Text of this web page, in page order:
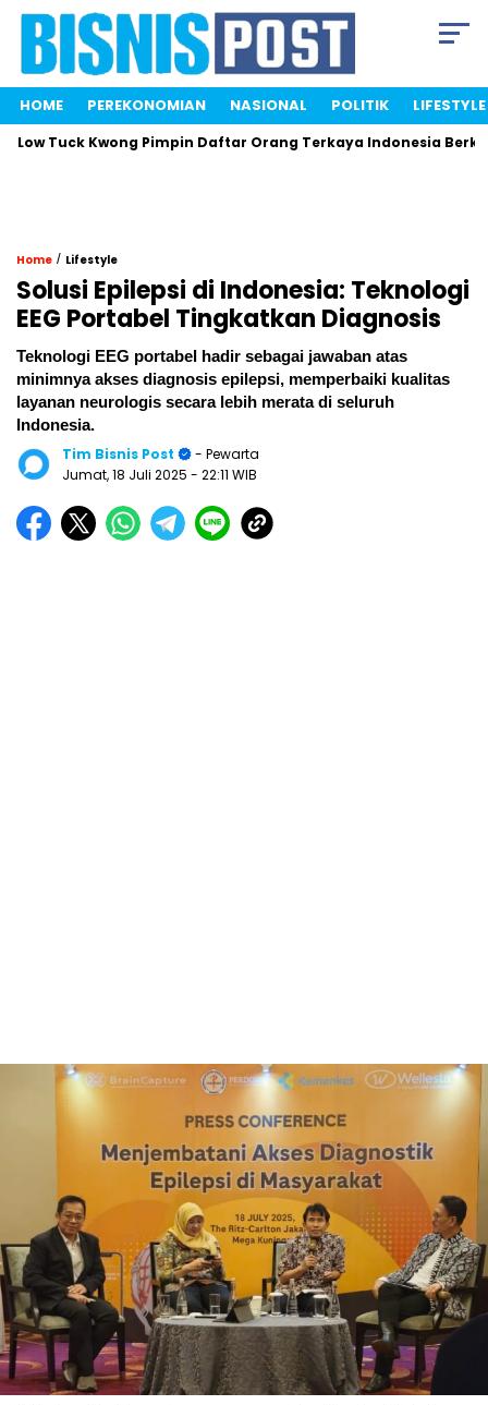
HOME PEREKONOMIAN NASIONAL POLITIK LIFESTYLE
Tuck Kwong Pimpin Daftar Orang Terkaya Indonesia Berkat
Home / Lifestyle
Solusi Epilepsi di Indonesia: Teknologi
EEG Portabel Tingkatkan Diagnosis
Teknologi EEG portabel hadir sebagai jawaban atas
minimnya akses diagnosis epilepsi, memperbaiki kualitas
layanan neurologis secara lebih merata di seluruh
Indonesia.
Tim Bisnis Post
- Pewarta
Jumat, 18 Juli 2025 - 22:11 WIB